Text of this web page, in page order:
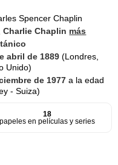
Spencer Chaplin
,Charlie Chaplin más
abril de 1889(Londres,
Unido)
de 1977a la edad
- Suiza)
18
papeles en películas y series